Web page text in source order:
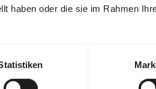
haben oder die sie im Rahmen